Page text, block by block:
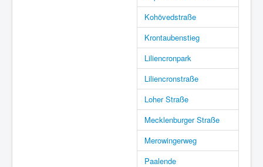
Kohövedstraße
Krontaubenstieg
Liliencronpark
Liliencronstraße
Loher Straße
Mecklenburger Straße
Merowingerweg
Paalende